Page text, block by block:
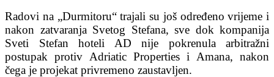
Radovi na „Durmitoru“ trajali su još određeno vrijeme i
nakon zatvaranja Svetog Stefana, sve dok kompanija
Sveti Stefan hoteli AD nije pokrenula arbitražni
postupak protiv Adriatic Properties i Amana, nakon
čega je projekat privremeno zaustavljen.